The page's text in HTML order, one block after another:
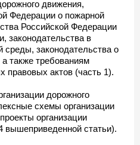
движения,
Федерации о пожарной
Российской Федерации
законодательства в
законодательства о
а также требованиям
правовых актов (часть 1).
дорожного
схемы организации
организации
вышеприведенной статьи).